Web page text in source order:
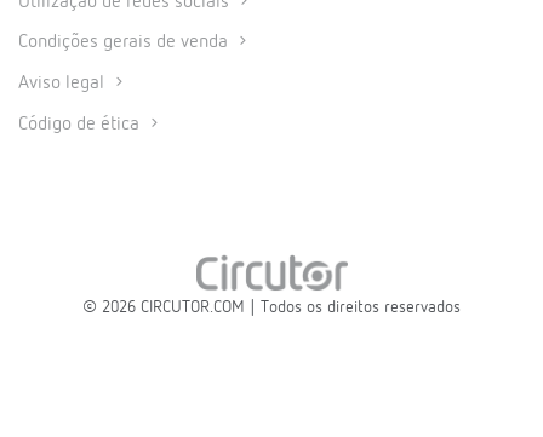
Condições gerais de venda
Aviso legal
Código de ética
© 2026 CIRCUTOR.COM | Todos os direitos reservados